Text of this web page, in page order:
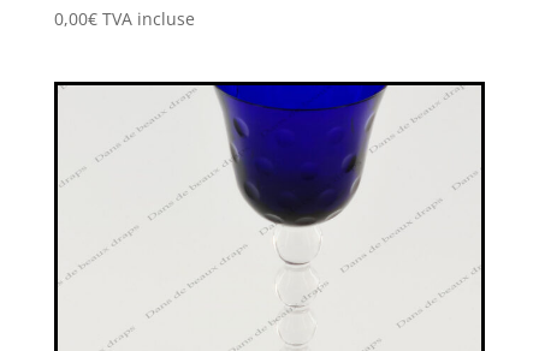
0,00€ TVA incluse